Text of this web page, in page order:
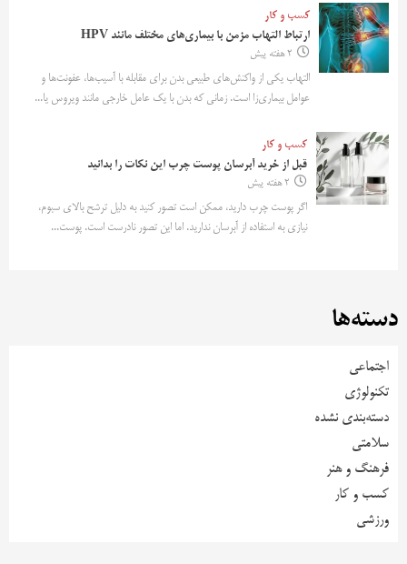
کسب و کار
ارتباط التهاب مزمن با بیماری‌های مختلف مانند HPV
2 هفته پیش
التهاب یکی از واکنش‌های طبیعی بدن برای مقابله با آسیب‌ها، عفونت‌ها و
عوامل بیماری‌زا است. زمانی که بدن با یک عامل خارجی مانند ویروس یا...
کسب و کار
قبل از خرید آبرسان پوست چرب این نکات را بدانید
2 هفته پیش
اگر پوست چرب دارید، ممکن است تصور کنید به دلیل ترشح بالای سبوم،
نیازی به استفاده از آبرسان ندارید. اما این تصور نادرست است. پوست...
دسته‌ها
اجتماعی
تکنولوژی
دسته‌بندی نشده
سلامتی
فرهنگ و هنر
کسب و کار
ورزشی